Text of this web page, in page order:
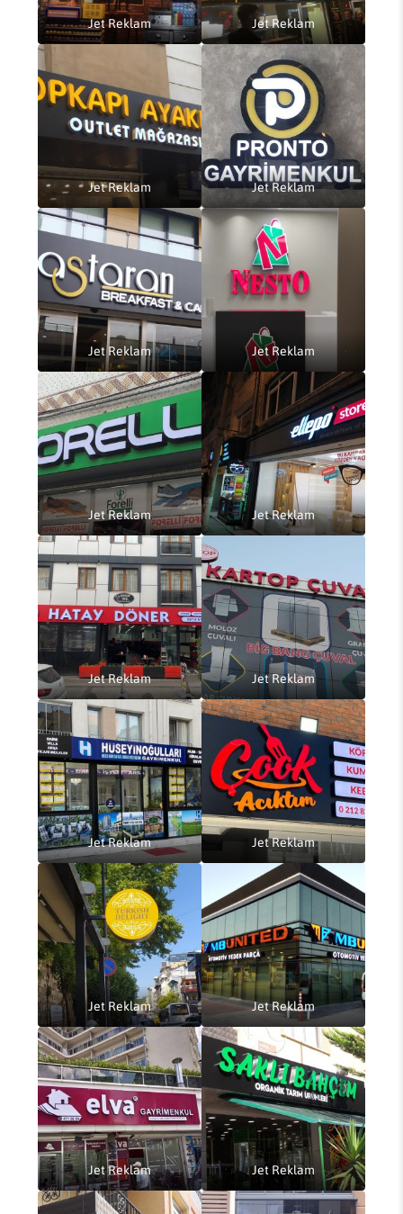
Jet Reklam Jet Reklam
Jet Reklam Jet Reklam
Jet Reklam Jet Reklam
Jet Reklam Jet Reklam
Jet Reklam Jet Reklam
Jet Reklam Jet Reklam
Jet Reklam Jet Reklam
Jet Reklam Jet Reklam